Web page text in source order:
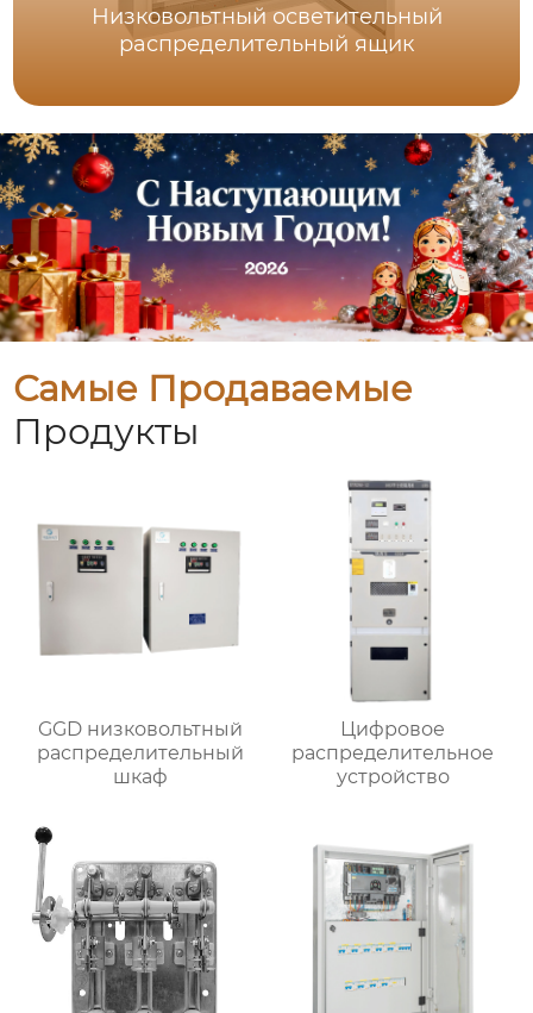
Низковольтный осветительный
распределительный ящик
Самые Продаваемые
Продукты
GGD низковольтный
распределительный
шкаф
Цифровое
распределительное
устройство